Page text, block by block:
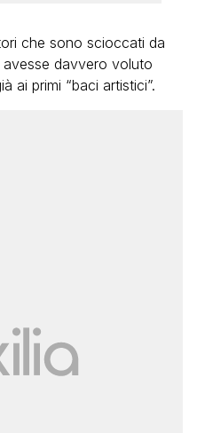
che sono scioccati da
davvero voluto
ai primi “baci artistici”.